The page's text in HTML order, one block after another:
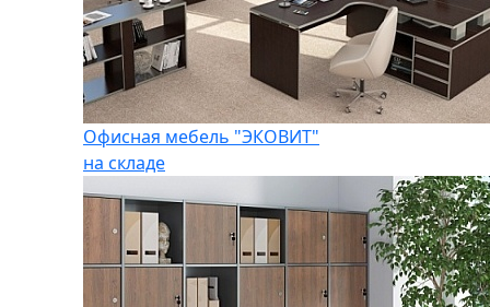
Офисная мебель "ЭКОВИТ"
на складе